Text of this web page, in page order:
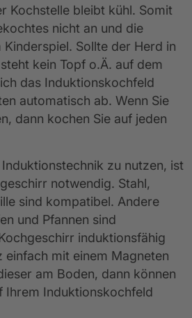
Kochstelle bleibt kühl. Somit
nicht an und die
Sollte der Herd in
kein Topf o.Ä. auf dem
das Induktionskochfeld
automatisch ab. Wenn Sie
dann kochen Sie auf jeden
zu nutzen, ist
notwendig. Stahl,
sind kompatibel. Andere
und Pfannen sind
induktionsfähig
einfach mit einem Magneten
am Boden, dann können
Ihrem Induktionskochfeld